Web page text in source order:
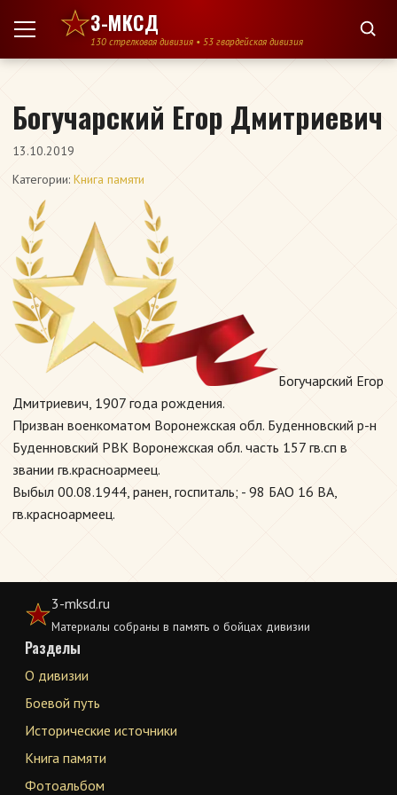
Перейти к содержимому
3-МКСД
130 стрелковая дивизия • 53 гвардейская дивизия
Богучарский Егор Дмитриевич
13.10.2019
Категории: Книга памяти
Богучарский Егор
Дмитриевич, 1907 года рождения.
Призван военкоматом Воронежская обл. Буденновский р-н
Буденновский РВК Воронежская обл. часть 157 гв.сп в
звании гв.красноармеец.
Выбыл 00.08.1944, ранен, госпиталь; - 98 БАО 16 ВА,
гв.красноармеец.
3-mksd.ru
Материалы собраны в память о бойцах дивизии
Разделы
О дивизии
Боевой путь
Исторические источники
Книга памяти
Фотоальбом